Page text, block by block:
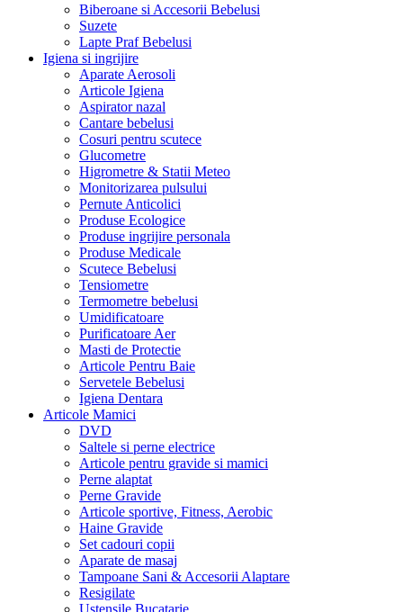
Biberoane si Accesorii Bebelusi
Suzete
Lapte Praf Bebelusi
Igiena si ingrijire
Aparate Aerosoli
Articole Igiena
Aspirator nazal
Cantare bebelusi
Cosuri pentru scutece
Glucometre
Higrometre & Statii Meteo
Monitorizarea pulsului
Pernute Anticolici
Produse Ecologice
Produse ingrijire personala
Produse Medicale
Scutece Bebelusi
Tensiometre
Termometre bebelusi
Umidificatoare
Purificatoare Aer
Masti de Protectie
Articole Pentru Baie
Servetele Bebelusi
Igiena Dentara
Articole Mamici
DVD
Saltele si perne electrice
Articole pentru gravide si mamici
Perne alaptat
Perne Gravide
Articole sportive, Fitness, Aerobic
Haine Gravide
Set cadouri copii
Aparate de masaj
Tampoane Sani & Accesorii Alaptare
Resigilate